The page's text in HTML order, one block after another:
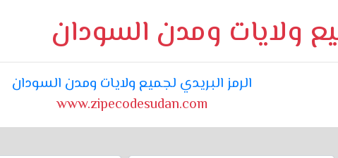
ولايات ومدن السودان
الرمز البريدي لجميع ولايات ومدن السودان
www.zipecodesudan.com